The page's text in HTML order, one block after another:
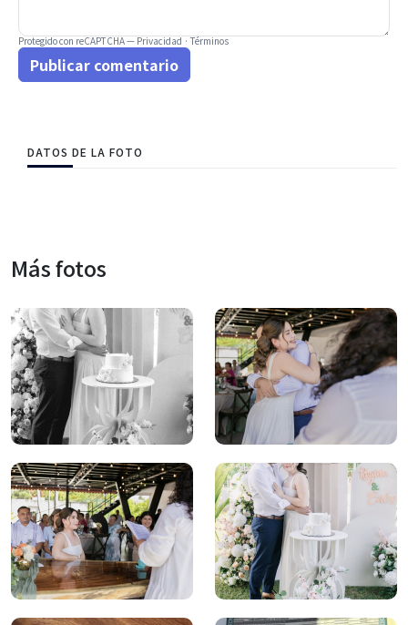
Protegido con reCAPTCHA —Privacidad·Términos
Publicar comentario
DATOS DE LA FOTO
Más fotos